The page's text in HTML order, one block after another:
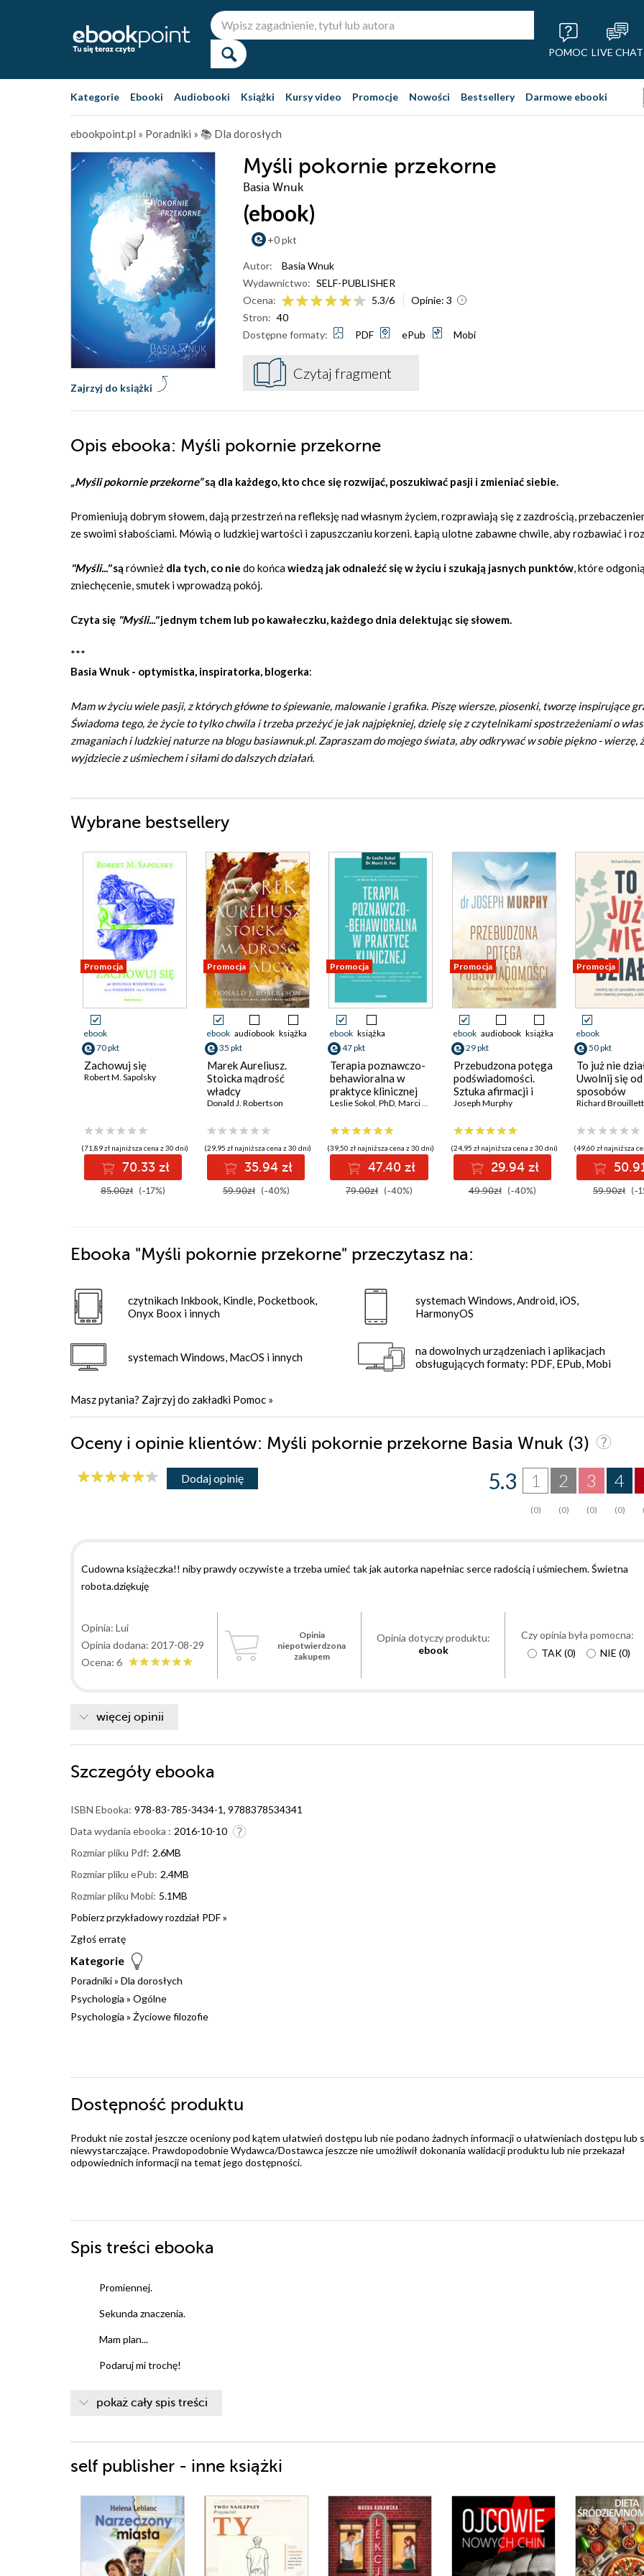
POMOC LIVE CHAT
Kategorie Ebooki Audiobooki Książki Kursy video Promocje Nowości Bestsellery Darmowe ebooki
ebookpoint.pl » Poradniki » 📚 Dla dorosłych
Myśli pokornie przekorne
Basia Wnuk
(ebook)
+0 pkt
Zajrzyj do książki
Autor:
Basia Wnuk
Wydawnictwo: SELF-PUBLISHER
Ocena:
5.3/6 Opinie: 3
Stron: 40
Dostępne formaty:
PDF ePub Mobi
Czytaj fragment
Opis ebooka: Myśli pokornie przekorne
„Myśli pokornie przekorne”są dla każdego, kto chce się rozwijać, poszukiwać pasji i zmieniać siebie.
Promieniują dobrym słowem, dają przestrzeń na refleksję nad własnym życiem, rozprawiają się z zazdrością,
ze swoimi słabościami. Mówią o ludzkiej wartości i zapuszczaniu korzeni. Łapią ulotne zabawne chwile, aby rozbawiać i
"Myśli..."są również dla tych, co nie do końcawiedzą jak odnaleźć się w życiu i szukają jasnych punktów, które odgonią
zniechęcenie, smutek i wprowadzą pokój.
Czyta się "Myśli..."jednym tchem lub po kawałeczku, każdego dnia delektując się słowem.
***
Basia Wnuk - optymistka, inspiratorka, blogerka:
Mam w życiu wiele pasji, z których główne to śpiewanie, malowanie i grafika. Piszę wiersze, piosenki, tworzę inspirujące
Świadoma tego, że życie to tylko chwila i trzeba przeżyć je jak najpiękniej, dzielę się z czytelnikami spostrzeżeniami o
zmaganiach i ludzkiej naturze na blogu basiawnuk.pl. Zapraszam do mojego świata, aby odkrywać w sobie piękno - wierzę,
wyjdziecie z uśmiechem i siłami do dalszych działań.
Wybrane bestsellery
Promocja
ebook
70 pkt
Zachowuj się
Robert M. Sapolsky
(71,89 zł najniższa cena z 30 dni)
70.33 zł
85.00zł (-17%)
Promocja
ebook audiobook książka
35 pkt
Marek Aureliusz.
Stoicka mądrość
władcy
Donald J. Robertson
(29,95 zł najniższa cena z 30 dni)
35.94 zł
59.90zł (-40%)
Promocja
ebook książka
47 pkt
Terapia poznawczo-
behawioralna w
praktyce klinicznej
Leslie Sokol,PhD,Marci G. Fox PhD
(39,50 zł najniższa cena z 30 dni)
47.40 zł
79.00zł (-40%)
Promocja
ebook audiobook książka
29 pkt
Przebudzona potęga
podświadomości.
Sztuka afirmacji i
techniki zmiany
Joseph Murphy
(24,95 zł najniższa cena z 30 dni)
29.94 zł
49.90zł (-40%)
Promocja
ebook
50 pkt
To już nie
Uwolnij się od
sposobów
dziś ci szkodzą
Richard
(49,60 zł najniższa
59.90zł (-
Ebooka "Myśli pokornie przekorne" przeczytasz na:
czytnikach Inkbook, Kindle, Pocketbook,
Onyx Boox i innych
systemach Windows, MacOS i innych
systemach Windows, Android, iOS,
HarmonyOS
na dowolnych urządzeniach i aplikacjach
obsługujących formaty: PDF, EPub, Mobi
Masz pytania? Zajrzyj do zakładki Pomoc »
Oceny i opinie klientów: Myśli pokornie przekorne Basia Wnuk (3)
Dodaj opinię 4
(0)
3
(0)
2
(0)
1
(0)
5.3
Cudowna książeczka!! niby prawdy oczywiste a trzeba umieć tak jak autorka napełniac serce radością i uśmiechem. Świetna
robota.dziękuję
Opinia: Lui
Opinia dodana: 2017-08-29
Ocena: 6
Opinia
niepotwierdzona
zakupem
Opinia dotyczy produktu:
ebook
Czy opinia była pomocna:
TAK(0) NIE (0)
więcej opinii
Szczegóły ebooka
ISBN Ebooka: 978-83-785-3434-1, 9788378534341
Data wydania ebooka : 2016-10-10
Rozmiar pliku Pdf: 2.6MB
Rozmiar pliku ePub: 2.4MB
Rozmiar pliku Mobi: 5.1MB
Pobierz przykładowy rozdział PDF »
Zgłoś erratę
Kategorie
Poradniki» Dla dorosłych
Psychologia » Ogólne
Psychologia » Życiowe filozofie
Dostępność produktu
Produkt nie został jeszcze oceniony pod kątem ułatwień dostępu lub nie podano żadnych informacji o ułatwieniach dostępu lub
niewystarczające. Prawdopodobnie Wydawca/Dostawca jeszcze nie umożliwił dokonania walidacji produktu lub nie przekazał
odpowiednich informacji na temat jego dostępności.
Spis treści ebooka
Promiennej.
Sekunda znaczenia.
Mam plan...
Podaruj mi trochę!
Zazdrość
Po prostu ona jest w nas
Wypowiadam sobą ciszę
Sardynka
Przystanek
Sensowniej oddycham
pokaż cały spis treści
self publisher - inne książki